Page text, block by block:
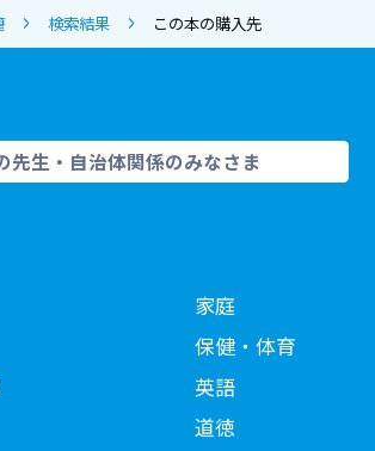
検索結果 この本の購入先
先生・自治体関係のみなさま
家庭
保健・体育
英語
道徳